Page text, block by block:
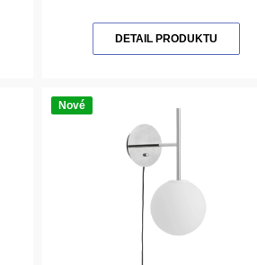
DETAIL PRODUKTU
Nové